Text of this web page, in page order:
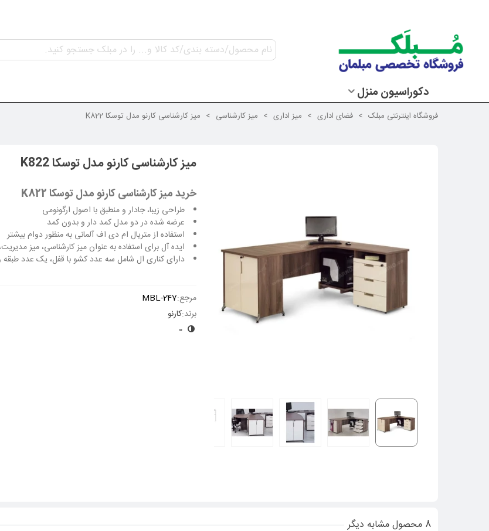
دکوراسیون منزل
فروشگاه اینترنتی مبلک > فضای اداری > میز اداری > میز کارشناسی > میز کارشناسی کارنو مدل توسکا K822
میز کارشناسی کارنو مدل توسکا K822
خرید میز کارشناسی کارنو مدل توسکا K822
طراحی زیبا، جادار و منطبق با اصول ارگونومی
عرضه شده در دو مدل کمد دار و بدون کمد
استفاده از متریال ام دی اف آلمانی به منظور دوام بیشتر
ایده آل برای استفاده به عنوان میز کارشناسی، میز
دارای کناری ال شامل سه عدد کشو با قفل، یک عدد
مرجع:MBL-247
برند:کارنو
0
8 محصول مشابه دیگر